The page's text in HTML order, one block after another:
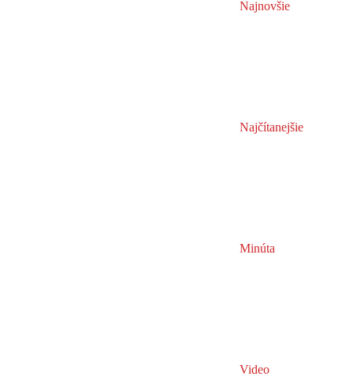
Najnovšie
Najčítanejšie
Minúta
Video